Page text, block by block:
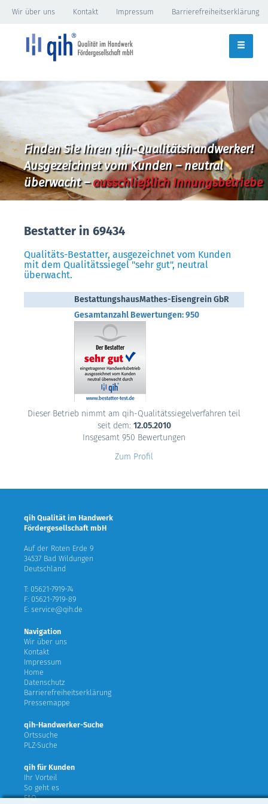
Wir über uns Kontakt Impressum Barrierefreiheitserklärung
Finden Sie Ihren qih-Qualitätshandwerker!
Ausgezeichnet vom Kunden – neutral
überwacht –ausschließlich Innungsbetriebe
Bestatter in 69434
Qualitäts-Bestatter, ausgezeichnet vom Kunden
mit dem Qualitätssiegel "sehr gut", neutral
überwacht.
BestattungshausMathes-Eisengrein GbR
Gesamtanzahl Bewertungen: 950
Dieser Betrieb nimmt am qih-Qualitätssiegelverfahren teil
seit dem: 12.05.2010
Insgesamt 950 Bewertungen
Zum Profil
qih Qualität im Handwerk
Fördergesellschaft mbH
Auf der Roten Erde 9
34537 Bad Wildungen
Deutschland
T: 05621-7919-74
F: 05621-7919-89
E: service@qih.de
Navigation
Wir über uns
Kontakt
Impressum
Home
Datenschutz
Barrierefreiheitserklärung
Pressemappe
qih-Handwerker-Suche
Ortssuche
PLZ-Suche
qih für Kunden
Ihr Vorteil
So geht es
FAQ